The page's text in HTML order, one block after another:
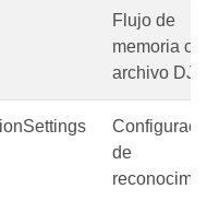
Flujo de
memoria
archivo
de